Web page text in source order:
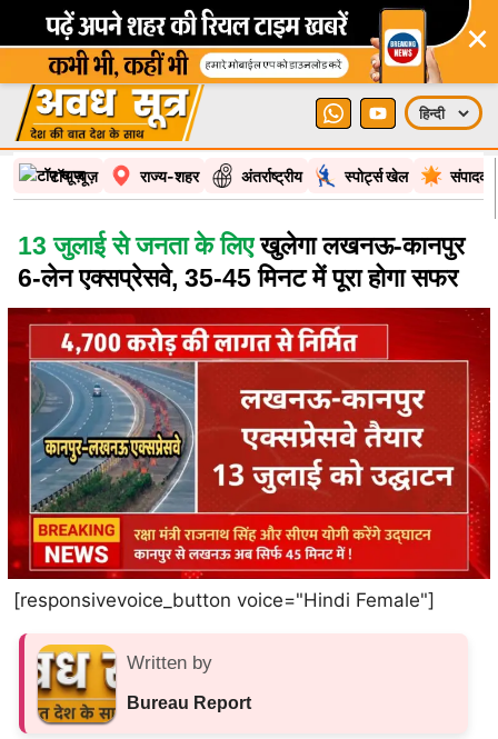
×
टॉप न्यूज़ राज्य-शहर अंतर्राष्ट्रीय स्पोर्ट्स खेल
13 जुलाई से जनता के लिएखुलेगा लखनऊ-कानपुर
6-लेन एक्सप्रेसवे, 35-45 मिनट में पूरा होगा सफर
[responsivevoice_button voice="Hindi Female"]
Written by
Bureau Report